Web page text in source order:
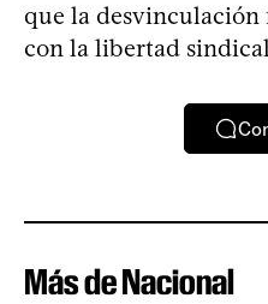
que la
con la libertad
Más de Nacional